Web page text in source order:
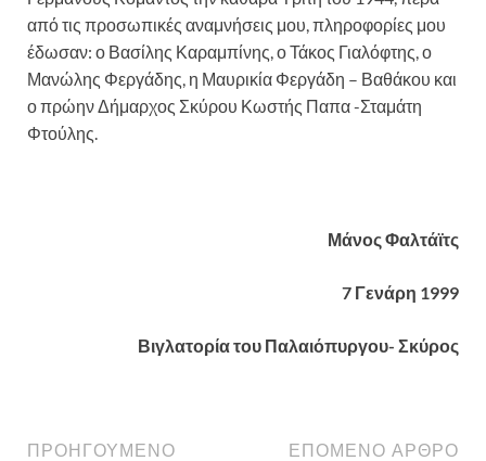
από τις προσωπικές αναμνήσεις μου, πληροφορίες μου
έδωσαν: ο Βασίλης Καραμπίνης, ο Τάκος Γιαλόφτης, ο
Μανώλης Φεργάδης, η Μαυρικία Φεργάδη – Βαθάκου και
ο πρώην Δήμαρχος Σκύρου Κωστής Παπα -Σταμάτη
Φτούλης.
Μάνος Φαλτάϊτς
7 Γενάρη 1999
Βιγλατορία του Παλαιόπυργου- Σκύρος
ΠΡΟΗΓΟΎΜΕΝΟ
ΕΠΌΜΕΝΟ ΆΡΘΡΟ